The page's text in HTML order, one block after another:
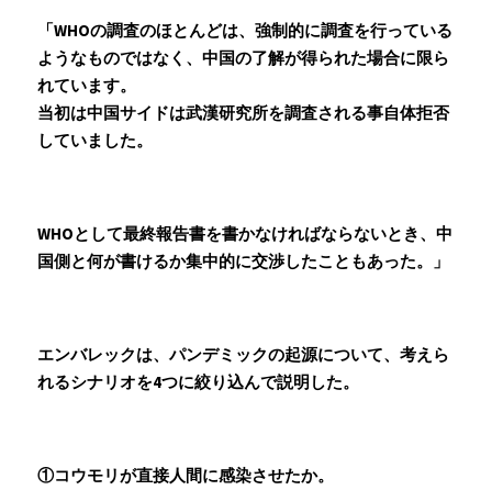
「WHOの調査のほとんどは、強制的に調査を行っている
ようなものではなく、中国の了解が得られた場合に限ら
れています。
当初は中国サイドは武漢研究所を調査される事自体拒否
していました。
WHOとして最終報告書を書かなければならないとき、中
国側と何が書けるか集中的に交渉したこともあった。」
エンバレックは、パンデミックの起源について、考えら
れるシナリオを4つに絞り込んで説明した。
①コウモリが直接人間に感染させたか。